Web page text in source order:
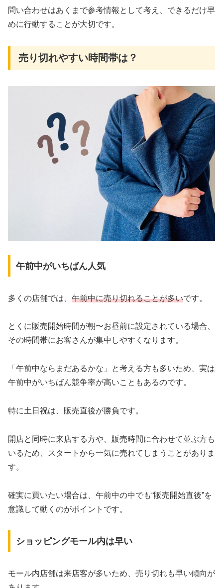
問い合わせはあくまで参考情報として考え、できるだけ早
めに行動することが大切です。
売り切れやすい時間帯は？
午前中がいちばん人気
多くの店舗では、 午前中に売り切れることが多いです。
とくに販売開始時間が朝〜お昼前に設定されている場合、
その時間帯にお客さんが集中しやすくなります。
「午前中ならまだあるかな」と考える方も多いため、実は
午前中がいちばん競争率が高いこともあるのです。
特に土日祝は、販売直後が勝負です。
開店と同時に来店する方や、販売時間に合わせて並ぶ方も
いるため、スタートから一気に売れてしまうことがありま
す。
確実に買いたい場合は、午前中の中でも“販売開始直後”を
意識して動くのがポイントです。
ショッピングモール内は早い
モール内店舗は来店客が多いため、売り切れも早い傾向が